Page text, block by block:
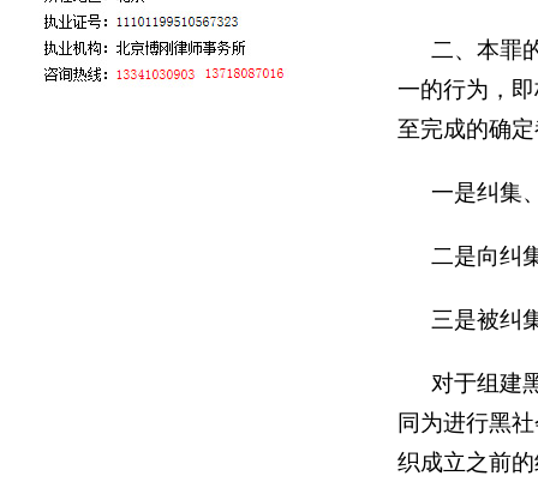
二、本罪
一的行为，
至完成的确
一是纠集
二是向纠
三是被纠
对于组建
同为进行黑
织成立之前